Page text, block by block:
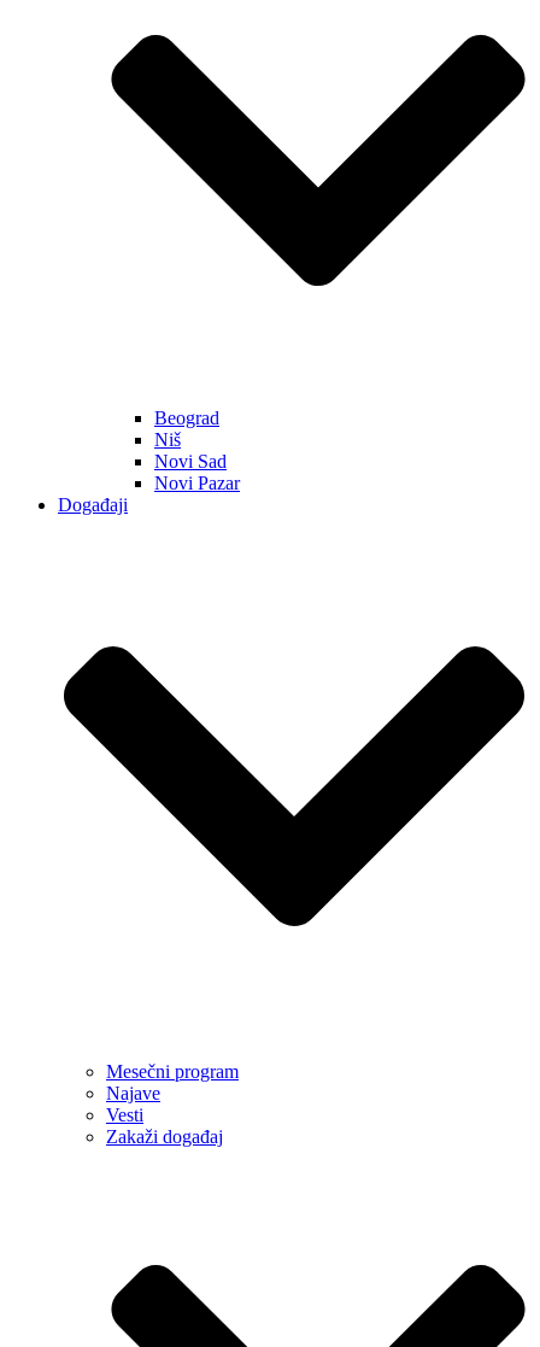
Beograd
Niš
Novi Sad
Novi Pazar
Događaji
Mesečni program
Najave
Vesti
Zakaži događaj